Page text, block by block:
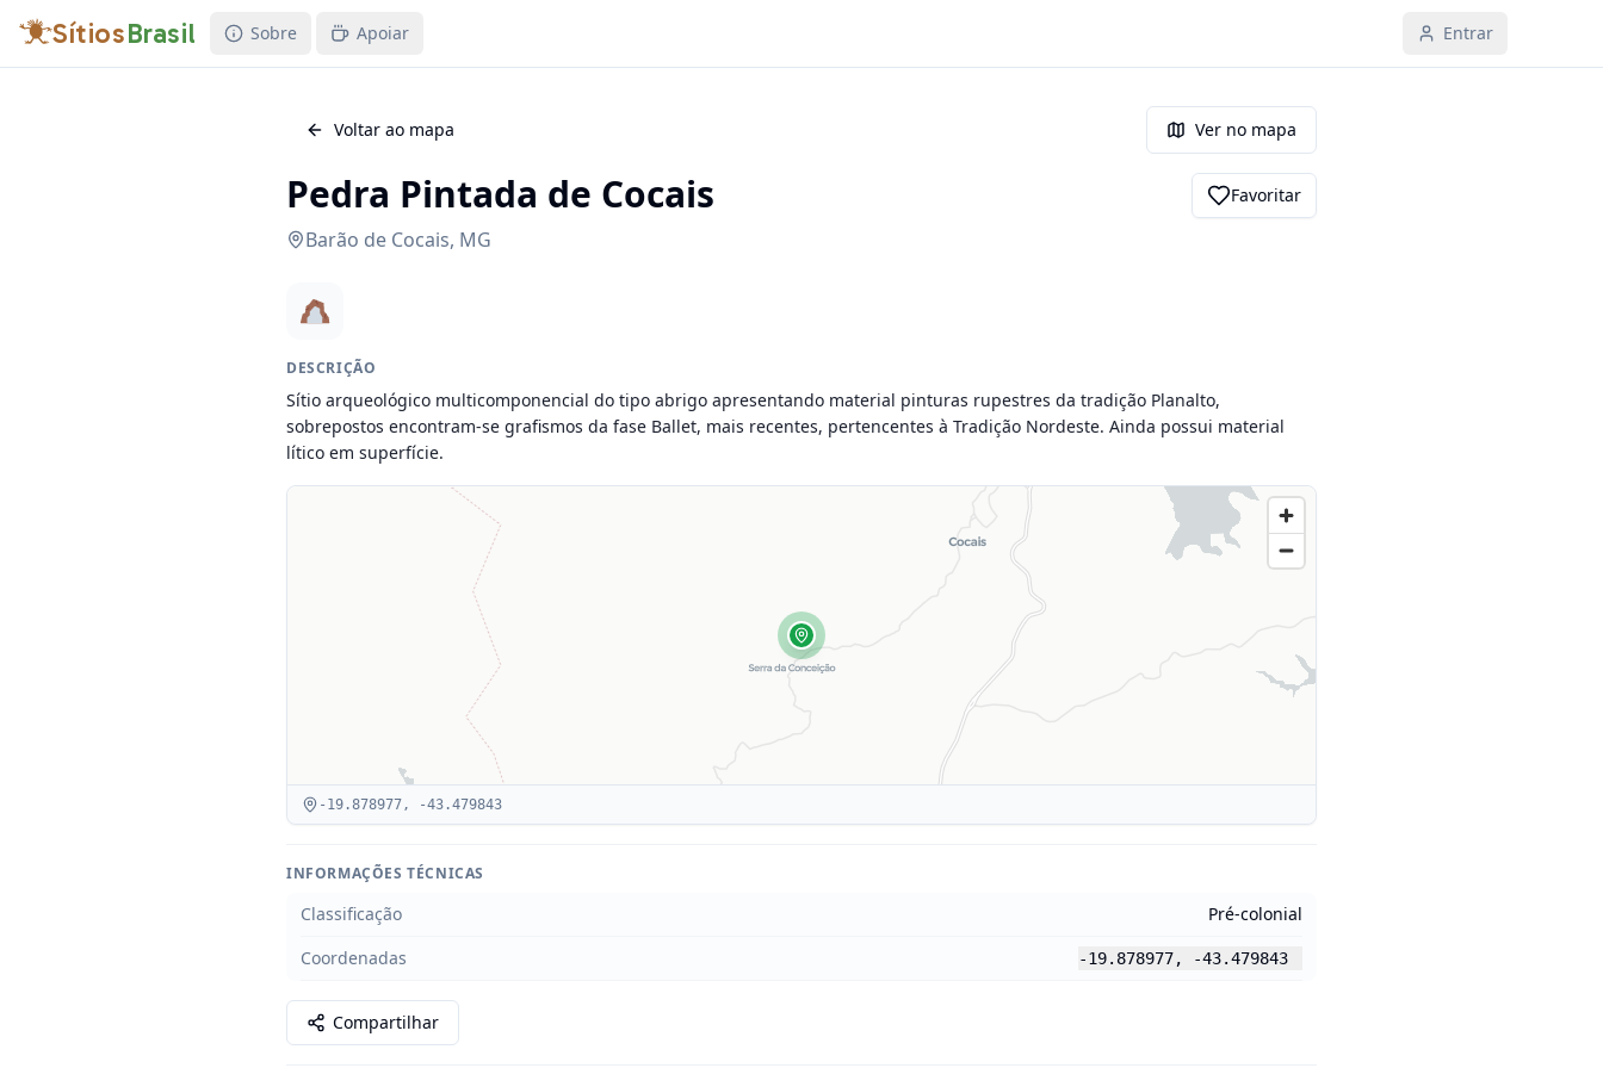
SítiosBrasil Sobre Apoiar Entrar
Voltar ao mapa Ver no mapa
Pedra Pintada de Cocais
Barão de Cocais, MG
Favoritar
DESCRIÇÃO
Sítio arqueológico multicomponencial do tipo abrigo apresentando material pinturas rupestres da tradição Planalto,
sobrepostos encontram-se grafismos da fase Ballet, mais recentes, pertencentes à Tradição Nordeste. Ainda possui material
lítico em superfície.
-19.878977, -43.479843
INFORMAÇÕES TÉCNICAS
Classificação
Pré-colonial
Coordenadas
-19.878977, -43.479843
Compartilhar